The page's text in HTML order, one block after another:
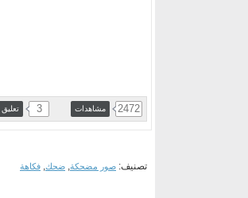
2472 مشاهدات 3 تعليق
تصنيف: صور مضحكة, ضحك, فكاهة